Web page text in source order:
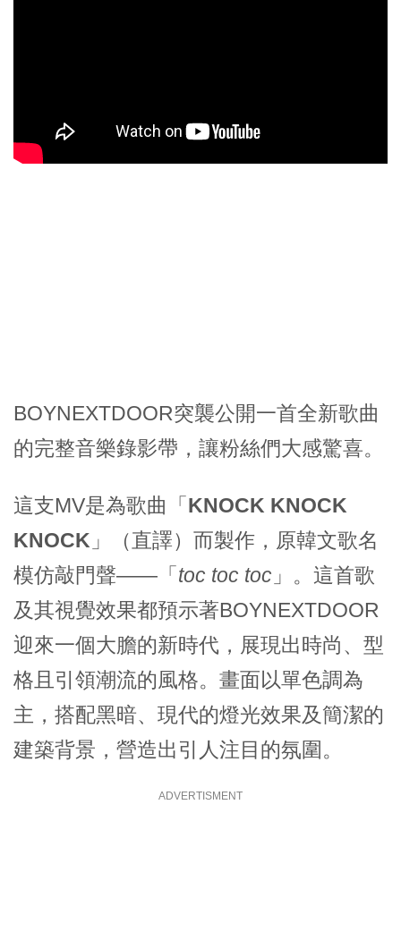
BOYNEXTDOOR突襲公開一首全新歌曲
的完整音樂錄影帶，讓粉絲們大感驚喜。
這支MV是為歌曲「 KNOCK KNOCK
KNOCK 」（直譯）而製作，原韓文歌名
模仿敲門聲——「 toc toc toc 」。這首歌
及其視覺效果都預示著BOYNEXTDOOR
迎來一個大膽的新時代，展現出時尚、型
格且引領潮流的風格。畫面以單色調為
主，搭配黑暗、現代的燈光效果及簡潔的
建築背景，營造出引人注目的氛圍。
ADVERTISMENT